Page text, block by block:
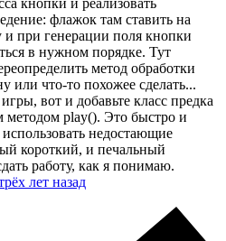
флажок там ставить на
при генерации поля кнопки
в нужном порядке. Тут
метод обработки
или что-то похожее сделать...
вот и добавьте класс предка
методом play(). Это быстро и
недостающие
короткий, и печальный
работу, как я понимаю.
лет назад